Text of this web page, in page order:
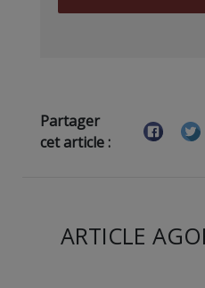
Partager
cet article :
ARTICLE